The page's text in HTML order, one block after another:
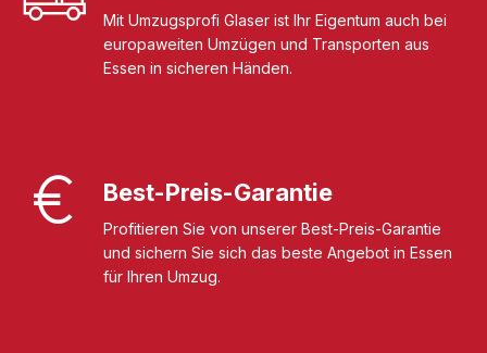
Mit Umzugsprofi Glaser ist Ihr Eigentum auch bei
europaweiten Umzügen und Transporten aus
Essen in sicheren Händen.
Best-Preis-Garantie
Profitieren Sie von unserer Best-Preis-Garantie
und sichern Sie sich das beste Angebot in Essen
für Ihren Umzug.